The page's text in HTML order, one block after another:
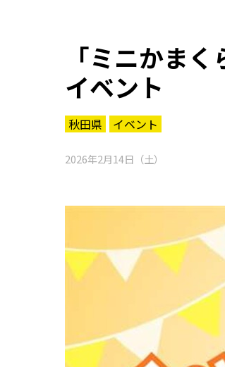
「ミニかま
イベント
秋田県 イベント
2026年2月14日（土）